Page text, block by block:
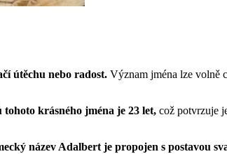
útěchu nebo radost. Význam jména lze volně
krásného jména je 23 let, což potvrzuje
název Adalbert je propojen s postavou